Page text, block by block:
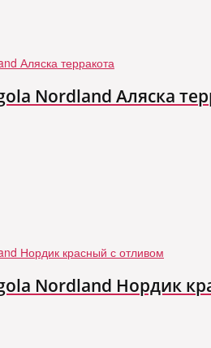
Nordland Аляска
Nordland Нордик